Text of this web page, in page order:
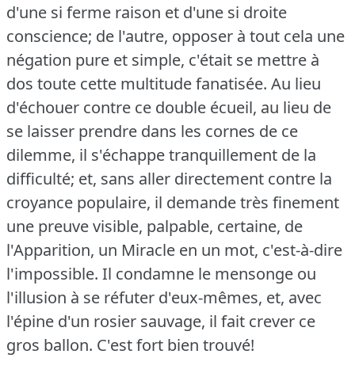
d'une si ferme raison et d'une si droite
conscience; de l'autre, opposer à tout cela une
négation pure et simple, c'était se mettre à
dos toute cette multitude fanatisée. Au lieu
d'échouer contre ce double écueil, au lieu de
se laisser prendre dans les cornes de ce
dilemme, il s'échappe tranquillement de la
difficulté; et, sans aller directement contre la
croyance populaire, il demande très finement
une preuve visible, palpable, certaine, de
l'Apparition, un Miracle en un mot, c'est-à-dire
l'impossible. Il condamne le mensonge ou
l'illusion à se réfuter d'eux-mêmes, et, avec
l'épine d'un rosier sauvage, il fait crever ce
gros ballon. C'est fort bien trouvé!